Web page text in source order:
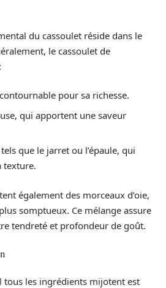
du cassoulet réside dans le
le cassoulet de
pour sa richesse.
qui apportent une saveur
que le jarret ou l’épaule, qui
texture.
également des morceaux d’oie,
somptueux. Ce mélange assure
tendreté et profondeur de goût.
tous les ingrédients mijotent est